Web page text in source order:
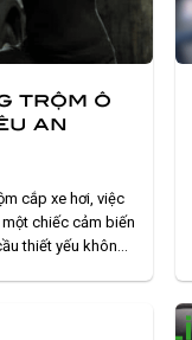
trộm ô
an
cắp xe hơi, việc
chiếc cảm biến
thiết yếu không